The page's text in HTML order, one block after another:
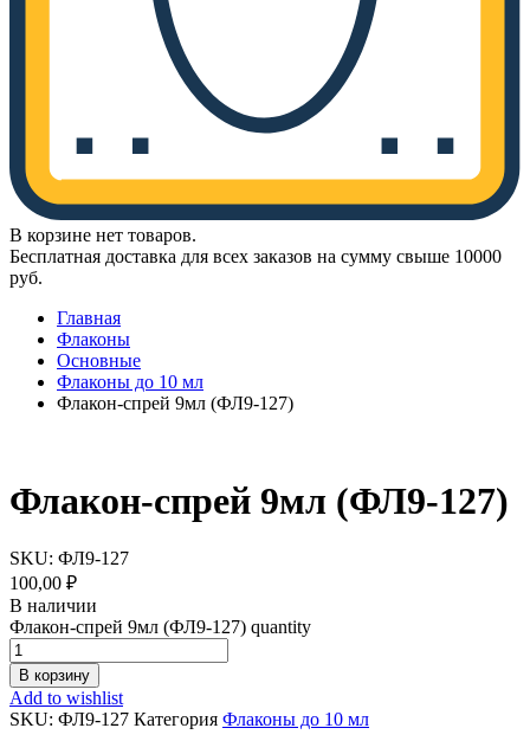
В корзине нет товаров.
Бесплатная доставка для всех заказов на сумму свыше 10000
руб.
Главная
Флаконы
Основные
Флаконы до 10 мл
Флакон-спрей 9мл (ФЛ9-127)
Флакон-спрей 9мл (ФЛ9-127)
SKU: ФЛ9-127
100,00 ₽
В наличии
Флакон-спрей 9мл (ФЛ9-127) quantity
В корзину
Add to wishlist
SKU: ФЛ9-127 Категория Флаконы до 10 мл